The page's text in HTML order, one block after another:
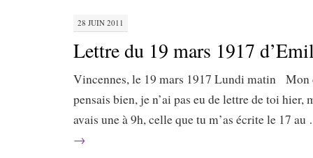
28 JUIN 2011
Lettre du 19 mars 1917
Vincennes, le 19 mars 1917 Lundi matin Mon
pensais bien, je n’ai pas eu de lettre de toi hier,
avais une à 9h, celle que tu m’as écrite le 17
→